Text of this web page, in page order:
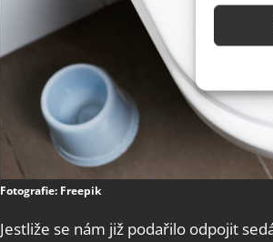
Fotografie: Freepik
Jestliže se nám již podařilo odpojit